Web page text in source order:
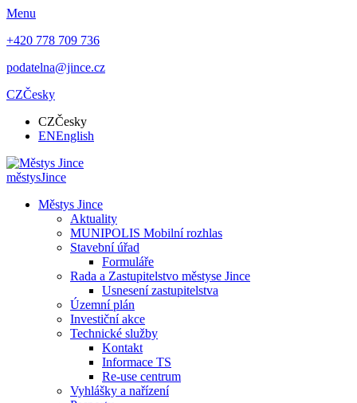
Menu
+420 778 709 736
podatelna@jince.cz
CZČesky
CZČesky
ENEnglish
městysJince
Městys Jince
Aktuality
MUNIPOLIS Mobilní rozhlas
Stavební úřad
Formuláře
Rada a Zastupitelstvo městyse Jince
Usnesení zastupitelstva
Územní plán
Investiční akce
Technické služby
Kontakt
Informace TS
Re-use centrum
Vyhlášky a nařízení